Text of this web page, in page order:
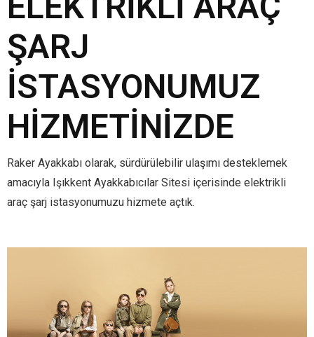
ŞARJ
İSTASYONUMUZ
HIZMETINIZDE
Raker Ayakkabı olarak, sürdürülebilir ulaşımı desteklemek
amacıyla Işıkkent Ayakkabıcılar Sitesi içerisinde elektrikli
araç şarj istasyonumuzu hizmete açtık.